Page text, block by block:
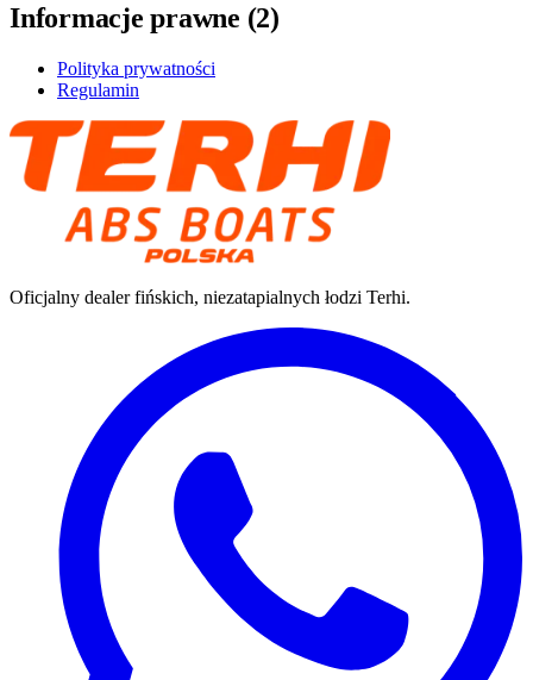
Informacje prawne (2)
Polityka prywatności
Regulamin
Oficjalny dealer fińskich, niezatapialnych łodzi Terhi.